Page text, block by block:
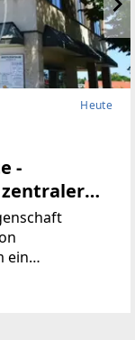
Heute
-
ein
zwei